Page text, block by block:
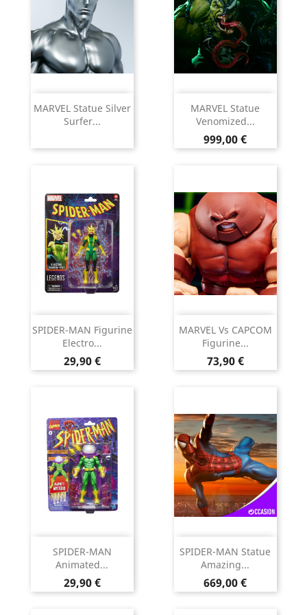
MARVEL Statue Silver
Surfer...
MARVEL Statue
Venomized...
Prix
999,00 €
SPIDER-MAN Figurine
Electro...
Prix
29,90 €
MARVEL Vs CAPCOM
Figurine...
Prix
73,90 €
SPIDER-MAN
Animated...
Prix
29,90 €
SPIDER-MAN Statue
Amazing...
Prix
669,00 €